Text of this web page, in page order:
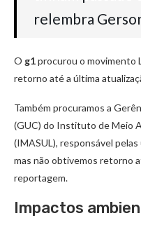
relembra
O g1procurou o movimento
retorno até a última
Também procuramos a
(GUC) do Instituto de Meio
(IMASUL), responsável
mas não obtivemos retorno
reportagem.
Impactos